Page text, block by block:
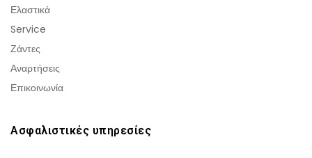
Ελαστικά
Service
Ζάντες
Αναρτήσεις
Επικοινωνία
Ασφαλιστικές υπηρεσίες